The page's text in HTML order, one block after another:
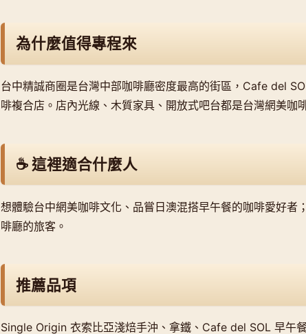
為什麼值得專程來
台中精誠商圈是台灣中部咖啡廳密度最高的街區，Cafe del
啡複合店。店內光線、木質家具、開放式吧台都是台灣網美咖
☕ 這裡適合什麼人
想體驗台中網美咖啡文化、品嘗日澳混搭早午餐的咖啡愛好者
啡廳的旅客。
推薦品項
Single Origin 衣索比亞淺焙手沖、拿鐵、Cafe del SOL 早午